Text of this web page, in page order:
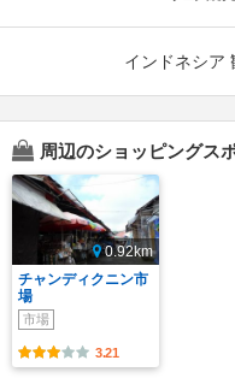
インドネシア
周辺のショッピングス
0.92km
チャンディクニン市
場
市場
3.21